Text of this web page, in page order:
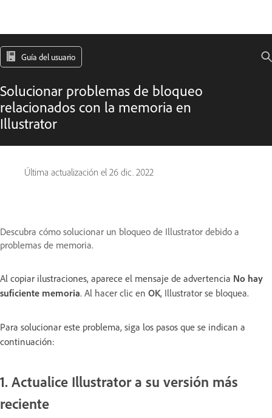
Guía del usuario
Solucionar problemas de bloqueo
relacionados con la memoria en
Illustrator
Última actualización el 26 dic. 2022
Descubra cómo solucionar un bloqueo de Illustrator debido a
problemas de memoria.
Al copiar ilustraciones, aparece el mensaje de advertencia No hay
suficiente memoria. Al hacer clic en OK, Illustrator se bloquea.
Para solucionar este problema, siga los pasos que se indican a
continuación:
1. Actualice Illustrator a su versión más
reciente